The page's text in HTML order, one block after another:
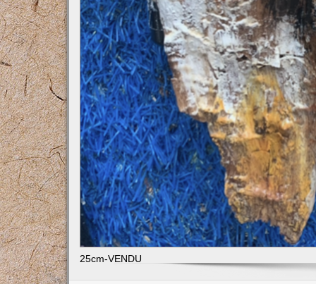
25cm-VENDU